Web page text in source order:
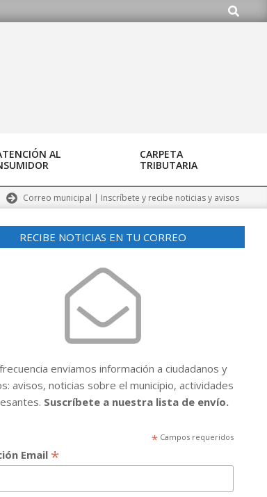
Buscar
AL
CARPETA
TRIBUTARIA
Correo municipal | Inscríbete y recibe noticias y avisos
RECIBE NOTICIAS EN TU CORREO
enviamos información a ciudadanos y
avisos, noticias sobre el municipio, actividades
Suscríbete a nuestra lista de envío.
* Campos requeridos
Email *